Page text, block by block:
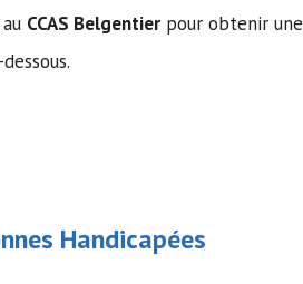
CCAS Belgentier pour obtenir une
Handicapées